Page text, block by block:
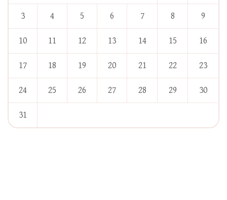
3 4 5 6 7 8 9
10 11 12 13 14 15 16
17 18 19 20 21 22 23
24 25 26 27 28 29 30
31